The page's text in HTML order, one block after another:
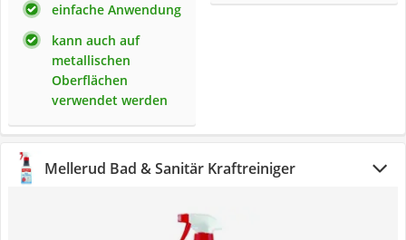
einfache Anwendung
kann auch auf
metallischen
Oberflächen
verwendet werden
Mellerud Bad & Sanitär Kraftreiniger